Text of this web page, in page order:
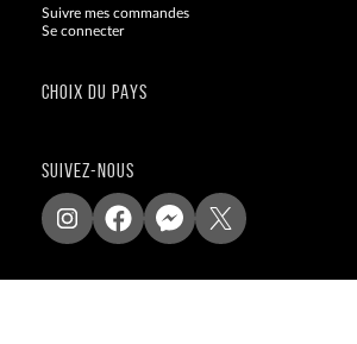
Suivre mes commandes
Se connecter
CHOIX DU PAYS
SUIVEZ-NOUS